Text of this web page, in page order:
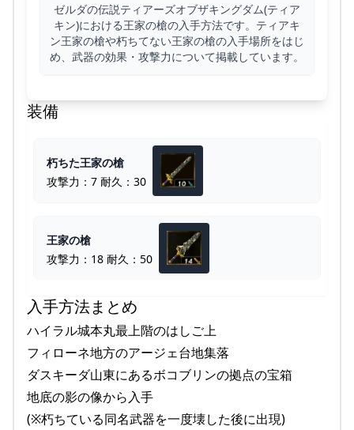
ゼルダの伝説ティアーズオブザキングダム(ティア
キン)における王家の槍の入手方法です。ティアキ
ン王家の槍や朽ちてない王家の槍の入手場所をはじ
め、武器の効果・攻撃力について掲載しています。
装備
朽ちた王家の槍
攻撃力：7 耐久：30
王家の槍
攻撃力：18 耐久：50
入手方法まとめ
ハイラル城本丸最上階のはしご上
フィローネ地方のアージェ台地集落
ダスキーダ山東にあるボコブリンの拠点の宝箱
地底の影の像から入手
(※朽ちている同名武器を一度壊した後に出現)